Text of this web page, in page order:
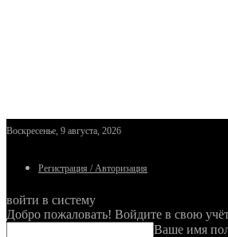
Воскресенье, 9 августа, 2026
Регистрация / Авторизация
войти в систему
Добро пожаловать! Войдите в свою
Ваше имя